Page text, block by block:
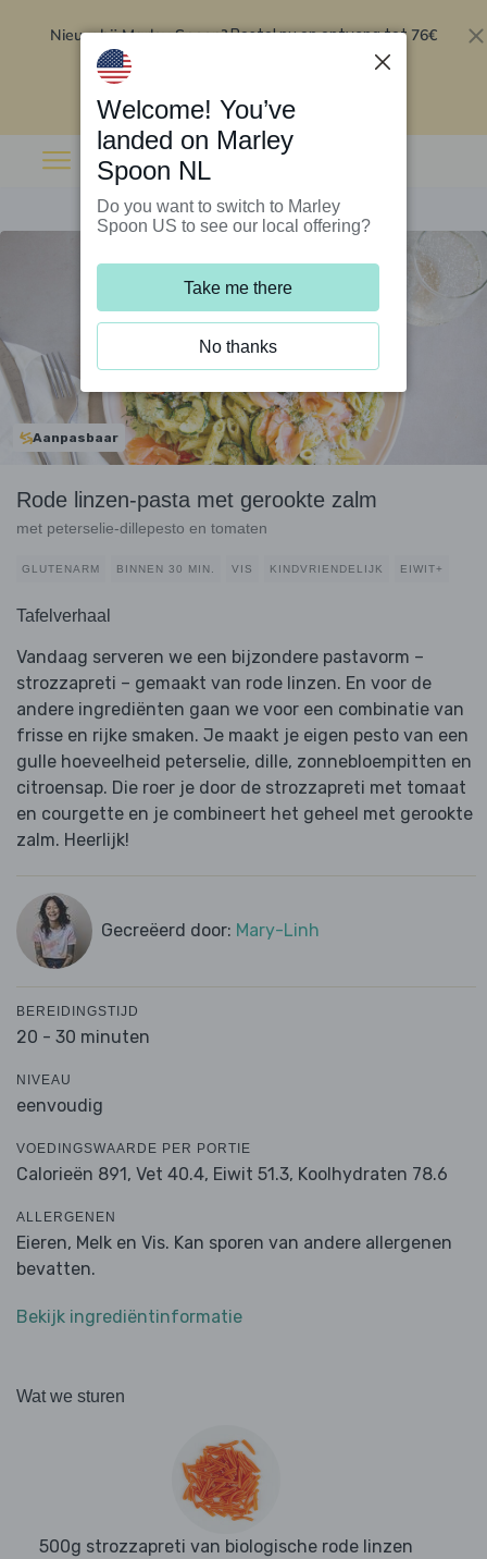
Nieuw bij Marley Spoon?Bestel nu en ontvang tot 76€
Aanpasbaar
Rode linzen-pasta met gerookte zalm
met peterselie-dillepesto en tomaten
GLUTENARM BINNEN 30 MIN. VIS KINDVRIENDELIJK EIWIT+
Tafelverhaal
Vandaag serveren we een bijzondere pastavorm –
strozzapreti – gemaakt van rode linzen. En voor de
andere ingrediënten gaan we voor een combinatie van
frisse en rijke smaken. Je maakt je eigen pesto van een
gulle hoeveelheid peterselie, dille, zonnebloempitten en
citroensap. Die roer je door de strozzapreti met tomaat
en courgette en je combineert het geheel met gerookte
zalm. Heerlijk!
Gecreëerd door: Mary-Linh
BEREIDINGSTIJD
20 - 30 minuten
NIVEAU
eenvoudig
VOEDINGSWAARDE PER PORTIE
Calorieën 891, Vet 40.4, Eiwit 51.3, Koolhydraten 78.6
ALLERGENEN
Eieren, Melk en Vis. Kan sporen van andere allergenen
bevatten.
Bekijk ingrediëntinformatie
Wat we sturen
500g strozzapreti van biologische rode linzen
Welcome! You’ve
landed on Marley
Spoon NL
Do you want to switch to Marley
Spoon US to see our local offering?
Take me there
No thanks